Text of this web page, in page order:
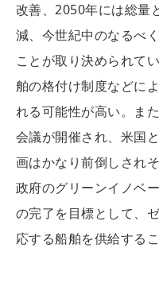
改善、2050年には総量
減、今世紀中のなるべ
ことが取り決められて
舶の格付け制度などに
れる可能性が高い。ま
会議が開催され、米国
画はかなり前倒しされ
政府のグリーンイノベ
の完了を目標として、
応する船舶を供給する